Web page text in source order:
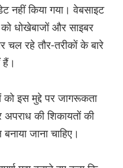
नहीं किया गया। वेबसाइट
धोखेबाजों और साइबर
रहे तौर-तरीकों के बारे
हैं।
इस मुद्दे पर जागरूकता
अपराध की शिकायतों की
जाना चाहिए।